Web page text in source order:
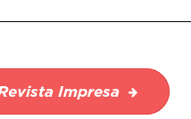
Impresa